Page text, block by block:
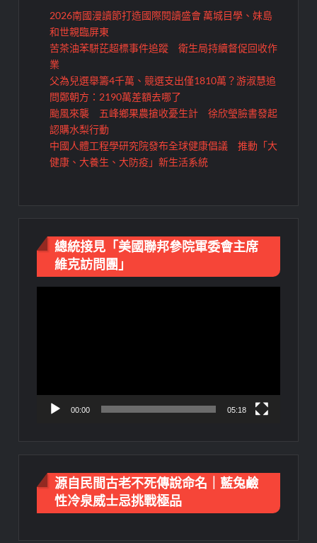
2026南國漫讀節打造國際閱讀盛會 萬城目學、妹島
和世親臨屏東
苦茶油苯駢芘超標事件追蹤 衛生局持續督促回收作
業
父為兒選舉籌4千萬、競選支出僅1810萬？游淑慧追
問鄭朝方：2190萬差額去哪了
颱風來襲 五峰鄉果農搶收憂生計 徐欣瑩臉書發起
認購水梨行動
中國人體工程學研究院發布全球健康倡議 推動「大
健康、大養生、大防疫」新生活系統
總統接見「美國聯邦參院軍委會主席
維克訪問團」
00:00 05:18
源自民間古老不死傳說命名｜藍兔鹼
性冷泉威士忌挑戰極品